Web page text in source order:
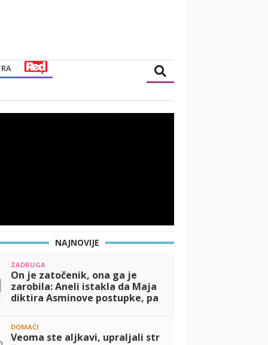
NAJNOVIJE
ZADRUGA
On je zatočenik, ona ga je
zarobila: Aneli istakla da Maja
diktira Asminove postupke, pa
prijatelji odrekli! (VIDEO)
DOMAĆI
Veoma ste aljkavi, upraljali str